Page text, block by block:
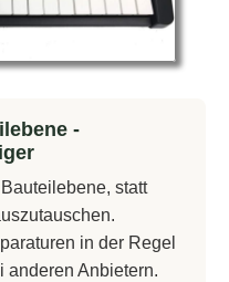
-
statt
in der Regel
anderen Anbietern.